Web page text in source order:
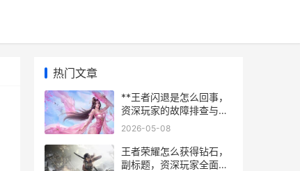
热门文章
**王者闪退是怎么回事，
资深玩家的故障排查与解
决指南**
2026-05-08
王者荣耀怎么获得钻石，
副标题，资深玩家全面解